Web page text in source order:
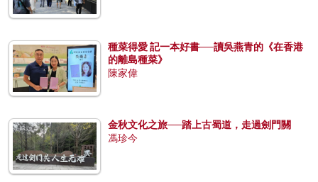
種菜得愛 記一本好書──讀吳燕青的《在香港
的離島種菜》
陳家偉
金秋文化之旅──踏上古蜀道，走過劍門關
馮珍今